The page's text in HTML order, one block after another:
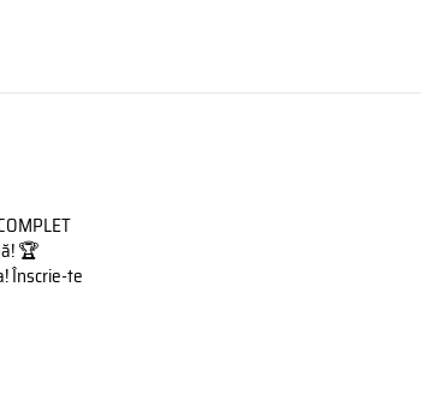
🏆
Înscrie-te